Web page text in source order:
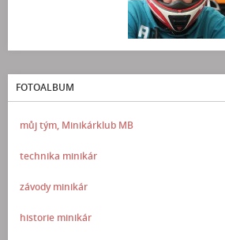
FOTOALBUM
můj tým, Minikárklub MB
technika minikár
závody minikár
historie minikár